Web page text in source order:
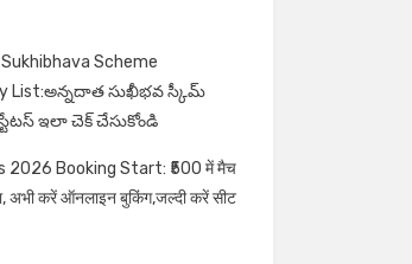
Scheme
List:అన్నదాత సుఖీభవ స్కీమ్
ఇలా చెక్ చేసుకోండి
2026 Booking Start: ₹500 में मैच
अभी करें ऑनलाइन बुकिंग,जल्दी करें सीट